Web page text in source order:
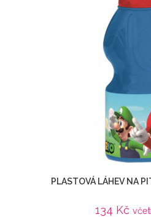
PLASTOVÁ LÁHEV NA
134 Kč